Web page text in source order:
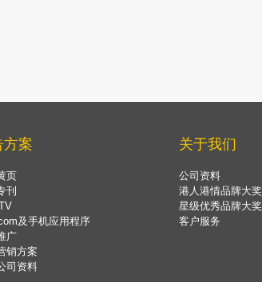
方案
页
刊
及手机应用程序
广
销方案
司资料
关于我们
公司资料
港人港情品牌大奖
星级优秀品牌大奖
客户服务